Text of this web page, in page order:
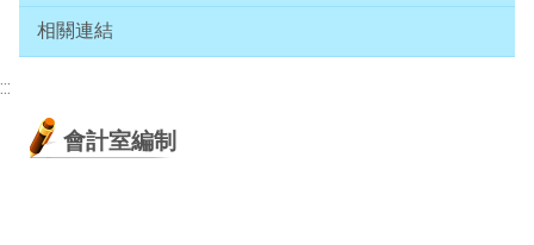
相關連結
:::
會計室編制